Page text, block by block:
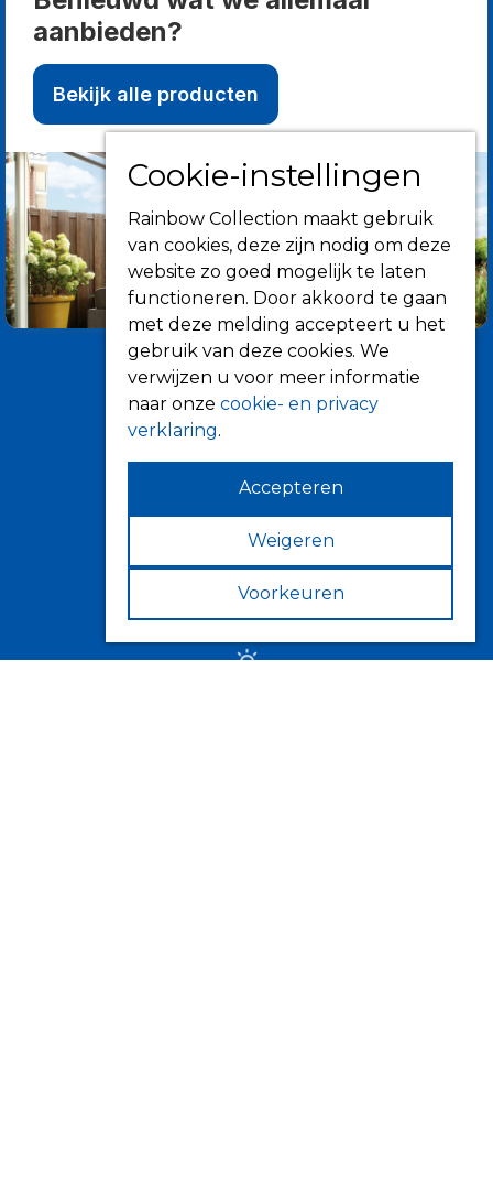
aanbieden?
Bekijk alle producten
Informatie
Over ons
Tips
Verkooppunten
Cookie-instellingen
Rainbow Collection maakt gebruik
van cookies, deze zijn nodig om deze
website zo goed mogelijk te laten
functioneren. Door akkoord te gaan
met deze melding accepteert u het
gebruik van deze cookies. We
verwijzen u voor meer informatie
naar onze cookie- en privacy
verklaring.
Accepteren
Weigeren
Voorkeuren